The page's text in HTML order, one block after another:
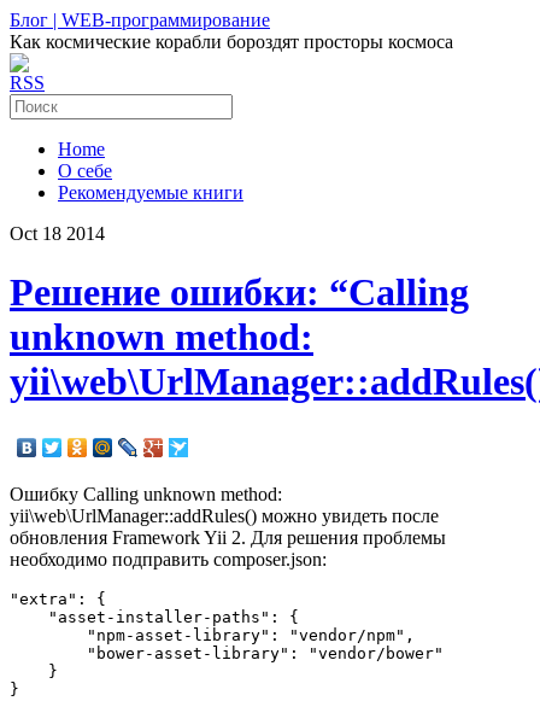
Блог | WEB-программирование
Как космические корабли бороздят просторы космоса
RSS
Home
О себе
Рекомендуемые книги
Oct 18 2014
Решение ошибки: “Calling
unknown method:
Ошибку Calling unknown method:
yii\web\UrlManager::addRules() можно увидеть после
обновления Framework Yii 2. Для решения проблемы
необходимо подправить composer.json:
"extra": {
    "asset-installer-paths": {
        "npm-asset-library": "vendor/npm",
        "bower-asset-library": "vendor/bower"
    }